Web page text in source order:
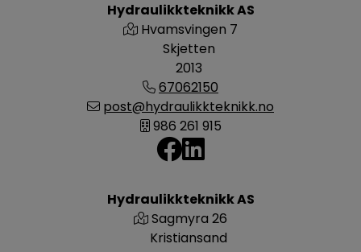
Hydraulikkteknikk AS
Hvamsvingen 7
Skjetten
2013
67062150
post@hydraulikkteknikk.no
986 261 915
Hydraulikkteknikk AS
Sagmyra 26
Kristiansand